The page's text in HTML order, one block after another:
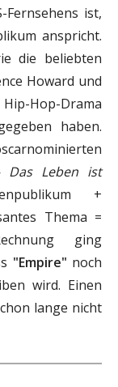
ist,
anspricht.
die beliebten
Howard und
Hop-Drama
haben.
Das Leben ist
+
Thema =
ging
"Empire" noch
wird. Einen
lange nicht